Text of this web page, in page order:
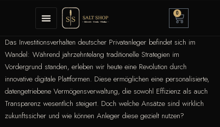
0
Das Investitionsverhalten deutscher Privatanleger befindet sich im
Wandel: Während jahrzehntelang traditionelle Strategien im
Vordergrund standen, erleben wir heute eine Revolution durch
innovative digitale Plattformen. Diese ermöglichen eine personalisierte,
datengetriebene Vermögensverwaltung, die sowohl Effizienz als auch
Transparenz wesentlich steigert. Doch welche Ansätze sind wirklich
zukunftssicher und wie können Anleger diese gezielt nutzen?